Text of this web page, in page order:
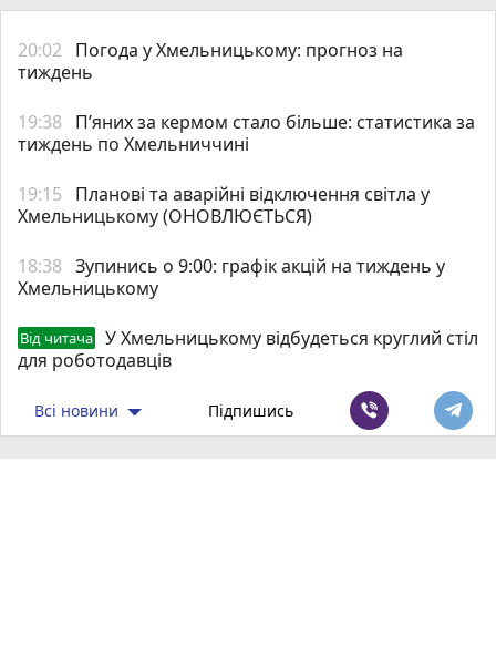
20:02
Погода у Хмельницькому: прогноз на
тиждень
19:38
Пʼяних за кермом стало більше: статистика за
тиждень по Хмельниччині
19:15
Планові та аварійні відключення світла у
Хмельницькому (ОНОВЛЮЄТЬСЯ)
18:38 Зупинись о 9:00: графік акцій на тиждень у
Хмельницькому
Від читача
У Хмельницькому відбудеться круглий стіл
для роботодавців
Всі новини Підпишись